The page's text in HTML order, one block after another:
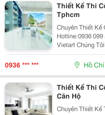
Thiết Kế Thi
Tphcm
Chuyên Thiết Kế
Hotline:0936 099 509 Ms
Vietart Chúng Tôi Chuyên Thiết Kế, Thi Công Gian Hàng
Hội Chợ Triển
Bàn, Ghế, Tủ
0936 *** *** Hồ
Thiết Kế Thi
Căn Hộ
Chuyên Thiết Kế